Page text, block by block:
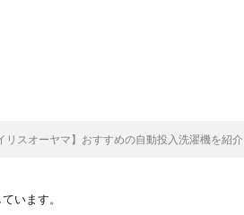
リスオーヤマ】おすすめの自動投入洗濯機を紹介
います。